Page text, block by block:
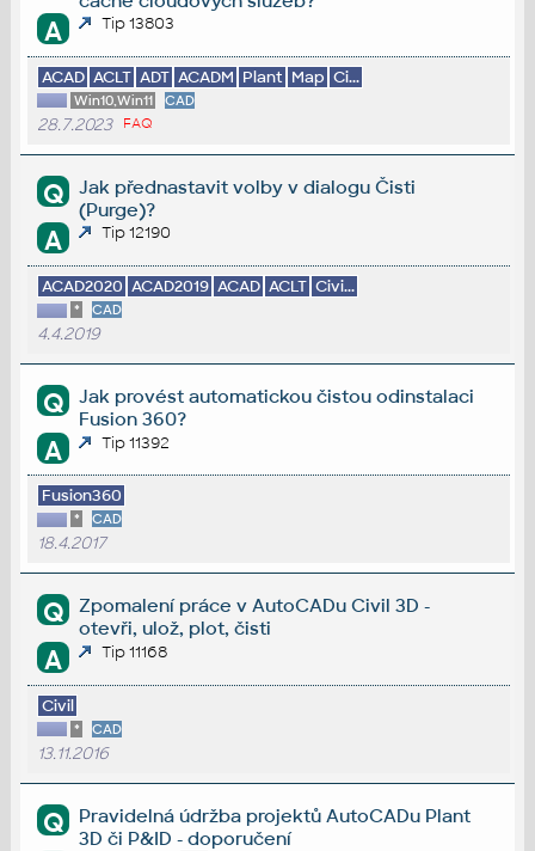
A Tip 13803
ACAD ACLT ADT ACADM Plant Map Ci...
Win10,Win11 CAD
28.7.2023 FAQ
Q
Jak přednastavit volby v dialogu Čisti
(Purge)?
A Tip 12190
ACAD2020 ACAD2019 ACAD ACLT Civi...
* CAD
4.4.2019
Q
Jak provést automatickou čistou odinstalaci
Fusion 360?
A Tip 11392
Fusion360
* CAD
18.4.2017
Q
Zpomalení práce v AutoCADu Civil 3D -
otevři, ulož, plot, čisti
A Tip 11168
Civil
* CAD
13.11.2016
Q
Pravidelná údržba projektů AutoCADu Plant
3D či P&ID - doporučení